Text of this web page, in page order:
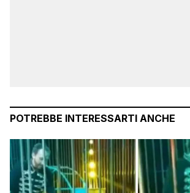
POTREBBE INTERESSARTI ANCHE